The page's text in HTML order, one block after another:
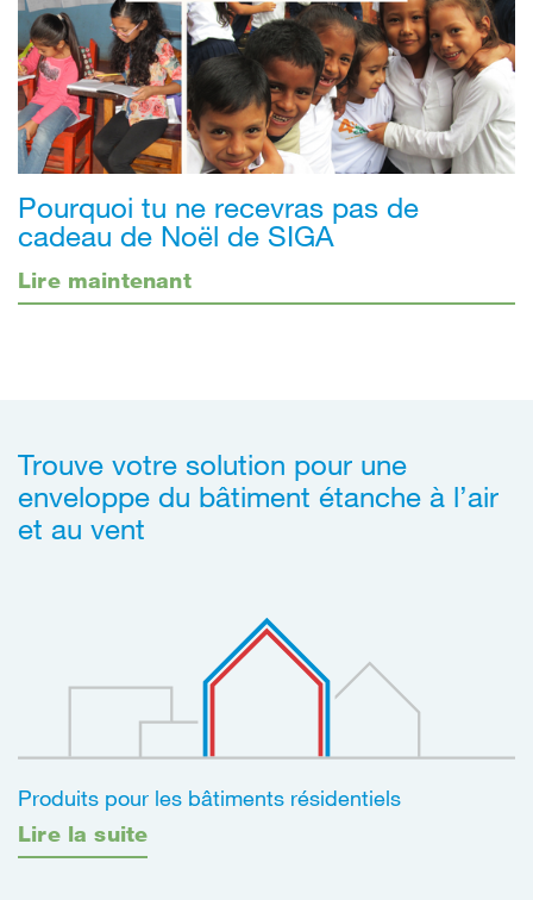
Pourquoi tu ne recevras pas de
cadeau de Noël de SIGA
Lire maintenant
Trouve votre solution pour une
enveloppe du bâtiment étanche à l’air
et au vent
Produits pour les bâtiments résidentiels
Lire la suite